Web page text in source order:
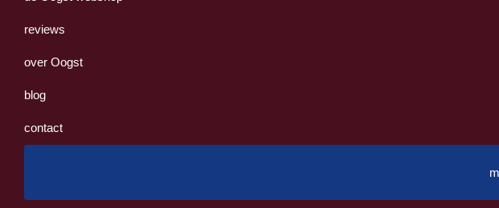
reviews
over Oogst
blog
contact